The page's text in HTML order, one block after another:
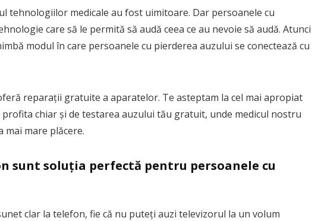
tehnologiilor medicale au fost uimitoare. Dar persoanele cu
care să le permită să audă ceea ce au nevoie să audă. Atunci
modul în care persoanele cu pierderea auzului se conectează cu
reparații gratuite a aparatelor. Te asteptam la cel mai apropiat
chiar și de testarea auzului tău gratuit, unde medicul nostru
mai mare plăcere.
sunt soluția perfectă pentru persoanele cu
clar la telefon, fie că nu puteți auzi televizorul la un volum